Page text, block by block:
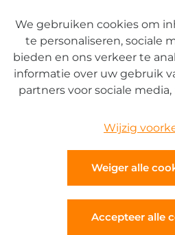
We gebruiken cookies om
te personaliseren, sociale
bieden en ons verkeer te
informatie over uw gebruik
partners voor sociale
Wijzig
Weiger alle
Accepteer alle
LinkedIn